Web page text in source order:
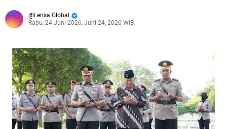
Lensa Global
Rabu, 24 Juni 2026, Juni 24, 2026 WIB